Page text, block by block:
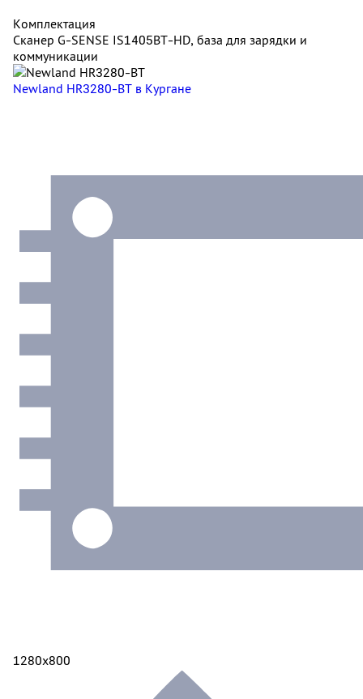
Комплектация
Сканер G-SENSE IS1405BT-HD, база для зарядки и
коммуникации
Newland HR3280-BT в Кургане
1280х800